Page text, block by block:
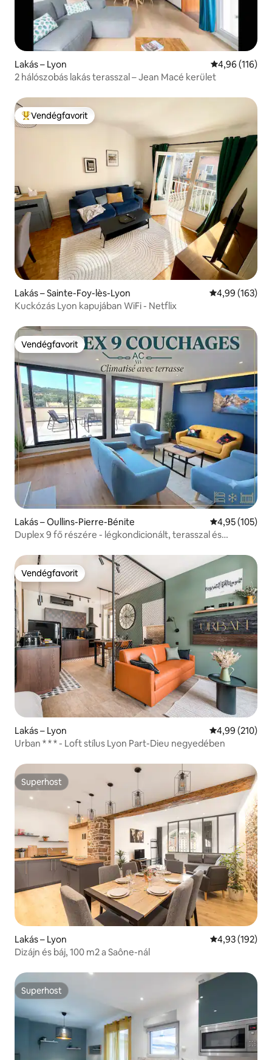
Lakás – Lyon Átlagos
4,96 (116)
2 hálószobás lakás terasszal – Jean Macé kerület
Kiemelt vendégfavorit
Vendégfavorit
Lakás – Sainte-Foy-lès-Lyon Átlagos
4,99 (163)
Kuckózás Lyon kapujában WiFi - Netflix
Vendégfavorit
Vendégfavorit
Lakás – Oullins-Pierre-Bénite Átlagos
4,95 (105)
Duplex 9 fő részére - légkondicionált, terasszal és
Vendégfavorit
Vendégfavorit
Lakás – Lyon Átlagos
4,99 (210)
Urban * * * - Loft stílus Lyon Part-Dieu negyedében
Superhost
Superhost
Lakás – Lyon Átlagos
4,93 (192)
Dizájn és báj, 100 m2 a Saône-nál
Superhost
Superhost